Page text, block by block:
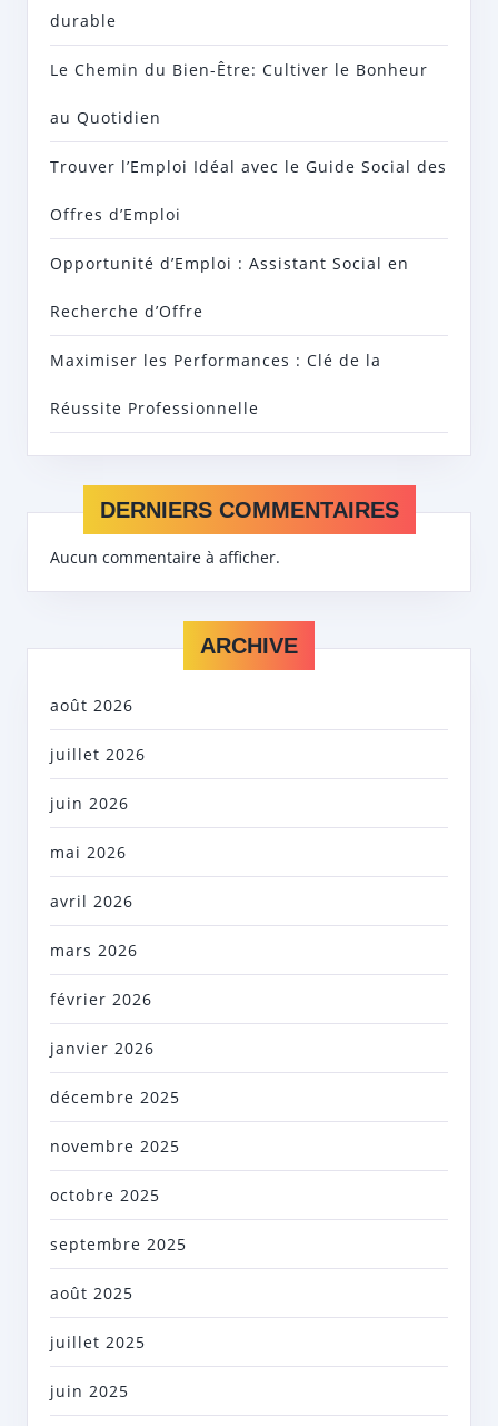
durable
Le Chemin du Bien-Être: Cultiver le Bonheur
au Quotidien
Trouver l’Emploi Idéal avec le Guide Social des
Offres d’Emploi
Opportunité d’Emploi : Assistant Social en
Recherche d’Offre
Maximiser les Performances : Clé de la
Réussite Professionnelle
DERNIERS COMMENTAIRES
Aucun commentaire à afficher.
ARCHIVE
août 2026
juillet 2026
juin 2026
mai 2026
avril 2026
mars 2026
février 2026
janvier 2026
décembre 2025
novembre 2025
octobre 2025
septembre 2025
août 2025
juillet 2025
juin 2025